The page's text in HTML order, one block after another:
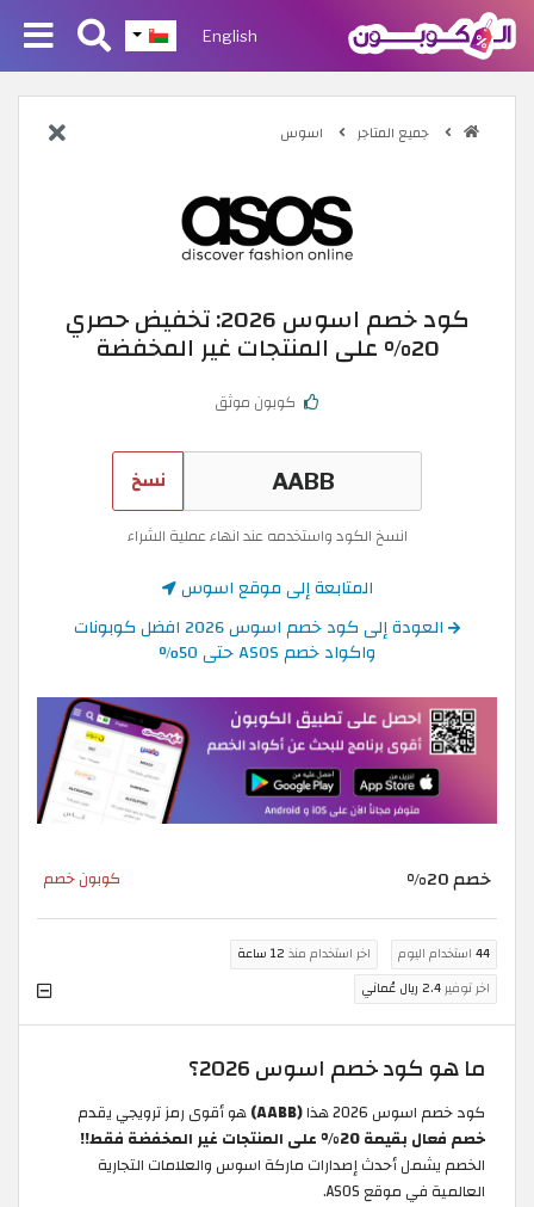
English
جميع المتاجر اسوس
كود خصم اسوس 2026: تخفيض حصري
20% على المنتجات غير المخفضة
كوبون موثق
نسخ
انسخ الكود واستخدمه عند انهاء عملية الشراء
المتابعة إلى موقع اسوس
العودة إلى كود خصم اسوس 2026 افضل كوبونات
واكواد خصم ASOS حتى 50%
خصم 20% كوبون خصم
44 استخدام اليوم اخر استخدام منذ 12 ساعة
اخر توفير2.4 ريال عُماني
ما هو كود خصم اسوس 2026؟
كود خصم اسوس 2026 هذا (AABB)
هو أقوى رمز ترويجي يقدم
خصم فعال بقيمة 20% على المنتجات غير المخفضة فقط!!
الخصم يشمل أحدث إصدارات ماركة اسوس والعلامات التجارية
العالمية في موقع ASOS.